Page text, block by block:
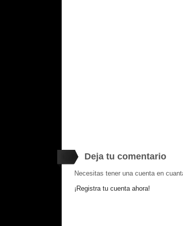
Deja tu comentario
Necesitas tener una cuenta en
¡Registra tu cuenta ahora!